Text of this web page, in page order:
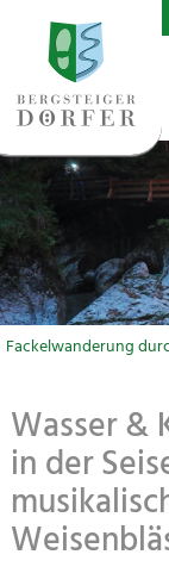
Fackelwanderung
Wasser &
in der